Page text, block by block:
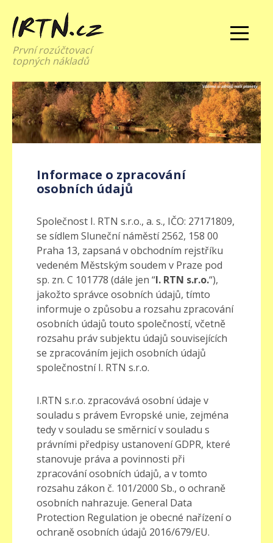
První rozúčtovací
topných nákladů
Informace o zpracování
osobních údajů
Společnost I. RTN s.r.o., a. s., IČO: 27171809,
se sídlem Sluneční náměstí 2562, 158 00
Praha 13, zapsaná v obchodním rejstříku
vedeném Městským soudem v Praze pod
sp. zn. C 101778 (dále jen “I. RTN s.r.o.“),
jakožto správce osobních údajů, tímto
informuje o způsobu a rozsahu zpracování
osobních údajů touto společností, včetně
rozsahu práv subjektu údajů souvisejících
se zpracováním jejich osobních údajů
společnostní I. RTN s.r.o.
I.RTN s.r.o. zpracovává osobní údaje v
souladu s právem Evropské unie, zejména
tedy v souladu se směrnicí v souladu s
právními předpisy ustanovení GDPR, které
stanovuje práva a povinnosti při
zpracování osobních údajů, a v tomto
rozsahu zákon č. 101/2000 Sb., o ochraně
osobních nahrazuje. General Data
Protection Regulation je obecné nařízení o
ochraně osobních údajů 2016/679/EU.